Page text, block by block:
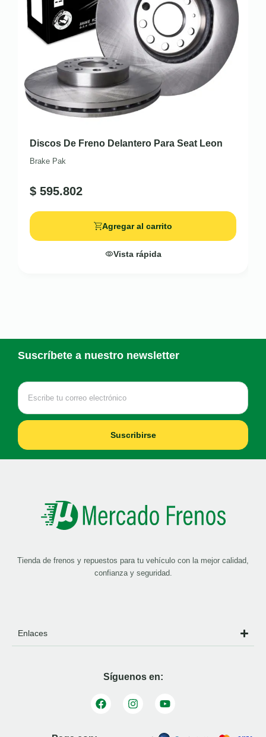
Discos De Freno Delantero Para Seat Leon
Brake Pak
$ 595.802
Agregar al carrito
Vista rápida
Suscríbete a nuestro newsletter
Suscribirse
Tienda de frenos y repuestos para tu vehículo con la mejor calidad,
confianza y seguridad.
Enlaces
Síguenos en: